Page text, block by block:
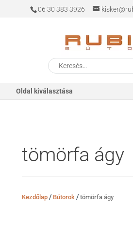
06 30 383 3926
Keresés
a
Oldal kiválasztása
tömörfa ágy
Kezdőlap/ Bútorok/ tömörfa ágy